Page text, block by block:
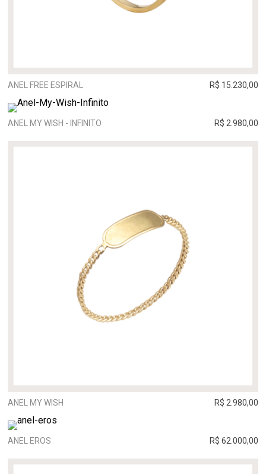
ANEL FREE ESPIRAL R$ 15.230,00
ANEL MY WISH - INFINITO R$ 2.980,00
ANEL MY WISH R$ 2.980,00
ANEL EROS R$ 62.000,00